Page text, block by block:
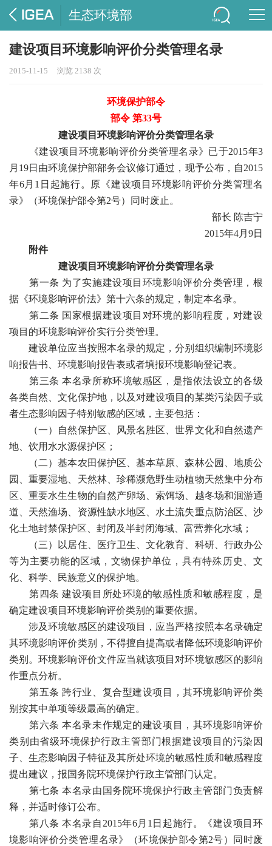
生态环境部
建设项目环境影响评价分类管理名录
2015-11-15 浏览 2138 次
环境保护部令
部令 第33号
建设项目环境影响评价分类管理名录
《建设项目环境影响评价分类管理名录》已于2015年3
月19日由环境保护部部务会议修订通过，现予公布，自2015
年6月1日起施行。原《建设项目环境影响评价分类管理名
录》（环境保护部令第2号）同时废止。
部长 陈吉宁
2015年4月9日
附件
建设项目环境影响评价分类管理名录
第一条 为了实施建设项目环境影响评价分类管理，根
据《环境影响评价法》第十六条的规定，制定本名录。
第二条 国家根据建设项目对环境的影响程度，对建设
项目的环境影响评价实行分类管理。
建设单位应当按照本名录的规定，分别组织编制环境影
响报告书、环境影响报告表或者填报环境影响登记表。
第三条 本名录所称环境敏感区，是指依法设立的各级
各类自然、文化保护地，以及对建设项目的某类污染因子或
者生态影响因子特别敏感的区域，主要包括：
（一）自然保护区、风景名胜区、世界文化和自然遗产
地、饮用水水源保护区；
（二）基本农田保护区、基本草原、森林公园、地质公
园、重要湿地、天然林、珍稀濒危野生动植物天然集中分布
区、重要水生生物的自然产卵场、索饵场、越冬场和洄游通
道、天然渔场、资源性缺水地区、水土流失重点防治区、沙
化土地封禁保护区、封闭及半封闭海域、富营养化水域；
（三）以居住、医疗卫生、文化教育、科研、行政办公
等为主要功能的区域，文物保护单位，具有特殊历史、文
化、科学、民族意义的保护地。
第四条 建设项目所处环境的敏感性质和敏感程度，是
确定建设项目环境影响评价类别的重要依据。
涉及环境敏感区的建设项目，应当严格按照本名录确定
其环境影响评价类别，不得擅自提高或者降低环境影响评价
类别。环境影响评价文件应当就该项目对环境敏感区的影响
作重点分析。
第五条 跨行业、复合型建设项目，其环境影响评价类
别按其中单项等级最高的确定。
第六条 本名录未作规定的建设项目，其环境影响评价
类别由省级环境保护行政主管部门根据建设项目的污染因
子、生态影响因子特征及其所处环境的敏感性质和敏感程度
提出建议，报国务院环境保护行政主管部门认定。
第七条 本名录由国务院环境保护行政主管部门负责解
释，并适时修订公布。
第八条 本名录自2015年6月1日起施行。《建设项目环
境影响评价分类管理名录》（环境保护部令第2号）同时废